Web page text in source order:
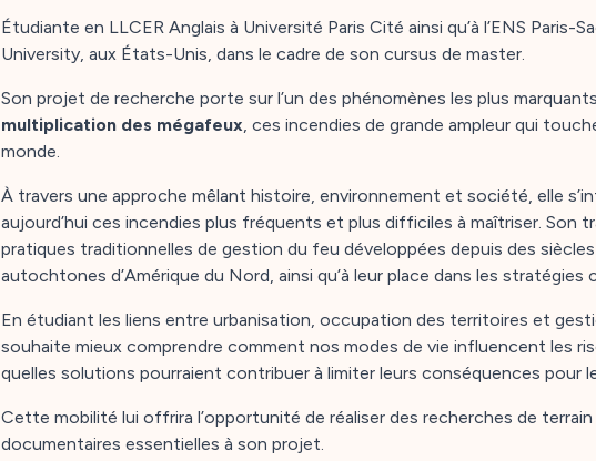
Étudiante en LLCER Anglais à Université Paris Cité ainsi qu’à l’ENS Paris-
University, aux États-Unis, dans le cadre de son cursus de master.
Son projet de recherche porte sur l’un des phénomènes les plus
multiplication des mégafeux, ces incendies de grande ampleur qui
monde.
À travers une approche mêlant histoire, environnement et société, elle
aujourd’hui ces incendies plus fréquents et plus difficiles à maîtriser. Son
pratiques traditionnelles de gestion du feu développées depuis des
autochtones d’Amérique du Nord, ainsi qu’à leur place dans les
En étudiant les liens entre urbanisation, occupation des territoires et
souhaite mieux comprendre comment nos modes de vie influencent les
quelles solutions pourraient contribuer à limiter leurs conséquences pour
Cette mobilité lui offrira l’opportunité de réaliser des recherches de
documentaires essentielles à son projet.